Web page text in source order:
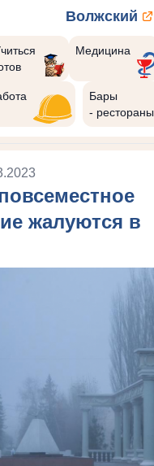
Волжский
Медицина
Бары
- рестораны
жалуются в